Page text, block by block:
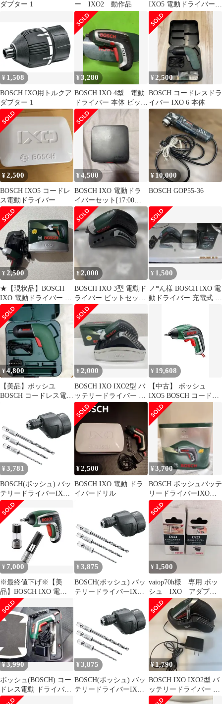
ダプター 1
ー IXO2 動作品
IXO5 電動ドライバー
トルク/スミヨセアダプ
ター付
¥ 1,508
BOSCH IXO用トルクア
ダプター 1
¥3,280
BOSCH IXO 4型 電動
ドライバー 本体 ビット
セット付き
¥ 2,500
BOSCH コードレスドラ
イバー IXO 6 本体
¥2,500
BOSCH IXO5 コードレ
ス電動ドライバー
¥4,500
BOSCH IXO 電動ドラ
イバーセット[17:00ま
で当日発送]
¥ 10,000
BOSCH GOP55-36
¥2,500
★【現状品】BOSCH
IXO 電動ドライバー 本
体 ボッシュ★
¥2,000
BOSCH IXO 3型 電動ド
ライバー ビットセット
付き
¥ 1,500
ノ*ん様 BOSCH IXO 電
動ドライバー 充電式 ビ
¥4,800
【美品】ボッシユ
BOSCH コードレス電動
IXO6 取説付
¥2,000
BOSCH IXO IXO2型 バ
ッテリードライバー 本
体
¥ 19,608
【中古】 ボッシュ
IXO5 BOSCH コードレ
ス電動ドライバー
¥ 3,781
BOSCH(ボッシュ) バッ
テリードライバーIXO
用ドリルアダプター(ド
リルビット付き) DRILL
0
¥2,500
BOSCH IXO 電動 ドラ
イバードリル
¥3,700
BOSCH ボッシュバッテ
リードライバーIXO４
型 セット＋トルクアダ
プター
¥ 7,000
※最終値下げ※【美
品】BOSCH IXO 電動
ドライバー セット DIY
¥ 3,875
BOSCH(ボッシュ) バッ
テリードライバーIXO
リルビット付き) DRILL
¥ 1,500
vaiop70h様 専用 ボッ
シュ IXO アダプタ
ー2個セット
¥3,990
ボッシュ(BOSCH) コー
ドレス電動 ドライバー
IXO5 正逆転切替 LED
¥ 3,875
BOSCH(ボッシュ) バッ
テリードライバーIXO
¥ 1,790
BOSCH IXO IXO2型 バ
ッテリードライバー 本
体